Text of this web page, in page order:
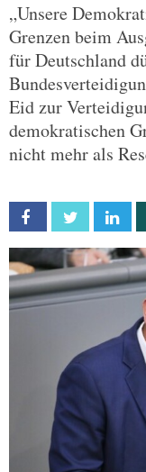
„Unsere
Grenzen beim
für Deutschland
Eid zur
demokratischen
nicht mehr als
Facebook Twitter